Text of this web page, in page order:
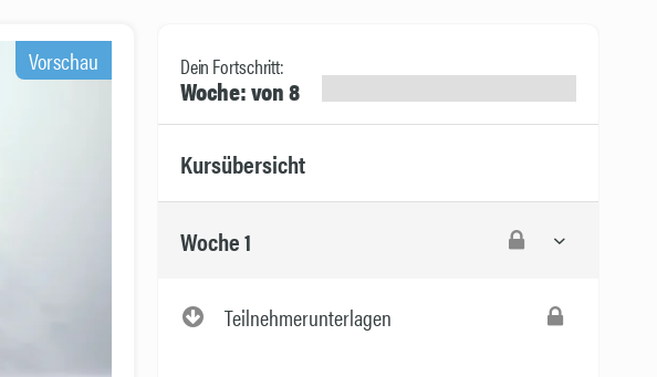
Vorschau Dein Fortschritt:
Woche: von 8
Kursübersicht
Woche 1
Teilnehmerunterlagen